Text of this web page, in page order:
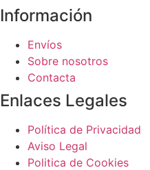
Información
Envíos
Sobre nosotros
Contacta
Enlaces Legales
Política de Privacidad
Aviso Legal
Politica de Cookies